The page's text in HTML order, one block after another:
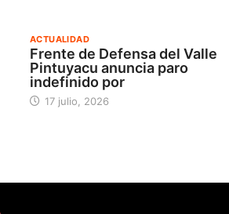
ACTUALIDAD
Frente de Defensa del Valle
Pintuyacu anuncia paro
indefinido por
17 julio, 2026